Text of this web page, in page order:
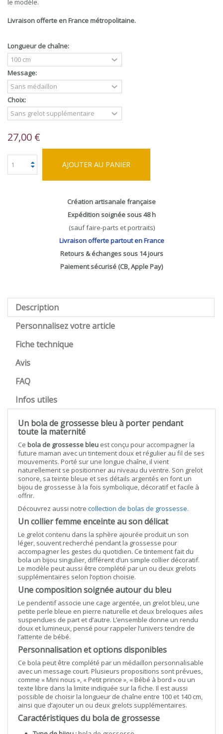
le modèle.
Livraison offerte en France métropolitaine.
Longueur de chaîne:
Message:
Choix:
27,00 €
AJOUTER AU PANIER
Création artisanale française
Expédition soignée sous 48 h
(sauf faire-parts et portraits)
Livraison offerte partout en France
Retours & échanges sous 14 jours
Paiement sécurisé (CB, Apple Pay)
Description
Personnalisez votre article
Fiche technique
Avis
FAQ
Infos utiles
Un bola de grossesse bleu à porter pendant
toute la maternité
Ce bola de grossesse bleu est conçu pour accompagner la
future maman avec un tintement doux et régulier au fil de ses
mouvements. Porté sur une longue chaîne, il vient
naturellement se positionner au niveau du ventre. Son grelot
sonore, sa teinte bleue et ses détails argentés en font un
bijou de grossesse à la fois symbolique, décoratif et facile à
offrir.
Découvrez aussi notre collection de bolas de grossesse.
Un collier femme enceinte au son délicat
Le grelot contenu dans la sphère ajourée produit un son
léger, souvent recherché pendant la grossesse pour
accompagner les gestes du quotidien. Ce tintement fait du
bola un bijou singulier, différent d’un simple collier décoratif.
Le modèle peut aussi être complété par un ou deux grelots
supplémentaires selon l’option choisie.
Une composition soignée autour du bleu
Le pendentif associe une cage argentée, un grelot bleu, une
petite perle bleue en pierre naturelle et deux breloques ailes
suspendues de part et d’autre. L’ensemble donne un rendu
doux et lumineux, pensé pour rappeler l’univers tendre de
l’attente de bébé.
Personnalisation et options disponibles
Ce bola peut être complété par un médaillon personnalisable
avec un message court. Plusieurs propositions sont prévues,
comme « Mini nous », « Petit prince », « Bébé à bord » ou un
texte libre dans la limite indiquée sur la fiche. Il est aussi
possible de choisir la longueur de chaîne entre 100 et 140 cm,
ainsi que d’ajouter un ou deux grelots supplémentaires.
Caractéristiques du bola de grossesse